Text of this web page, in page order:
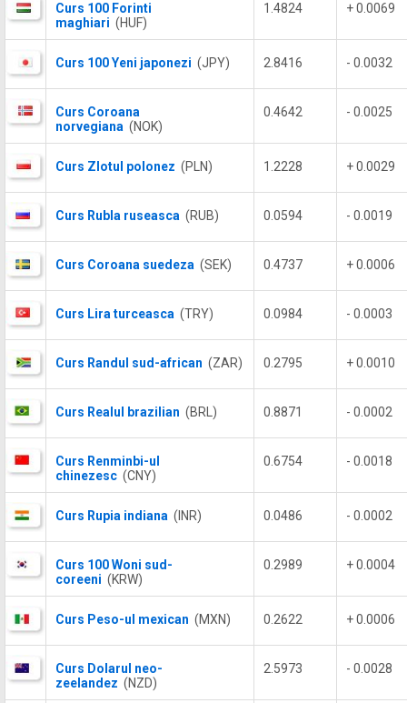
Curs 100 Forinti
maghiari (HUF)
1.4824 + 0.0069
Curs 100 Yeni japonezi (JPY) 2.8416 - 0.0032
Curs Coroana
norvegiana (NOK)
0.4642 - 0.0025
Curs Zlotul polonez (PLN) 1.2228 + 0.0029
Curs Rubla ruseasca (RUB) 0.0594 - 0.0019
Curs Coroana suedeza (SEK) 0.4737 + 0.0006
Curs Lira turceasca (TRY) 0.0984 - 0.0003
Curs Randul sud-african (ZAR) 0.2795 + 0.0010
Curs Realul brazilian (BRL) 0.8871 - 0.0002
Curs Renminbi-ul
chinezesc (CNY)
0.6754 - 0.0018
Curs Rupia indiana (INR) 0.0486 - 0.0002
Curs 100 Woni sud-
coreeni (KRW)
0.2989 + 0.0004
Curs Peso-ul mexican (MXN) 0.2622 + 0.0006
Curs Dolarul neo-
zeelandez (NZD)
2.5973 - 0.0028